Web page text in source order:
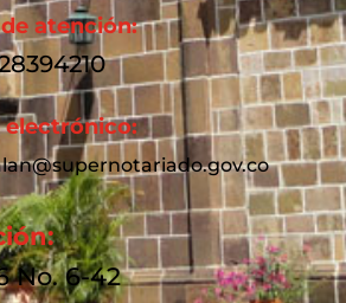
atención:
electrónico:
No. 6-42